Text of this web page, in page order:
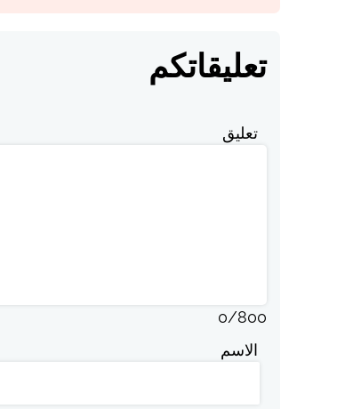
تعليقاتكم
تعليق
0/800
الاسم